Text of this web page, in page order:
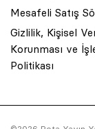
Mesafeli Satış
Gizlilik, Kişisel
Korunması ve
Politikası
© 2001 Rota
Asquared